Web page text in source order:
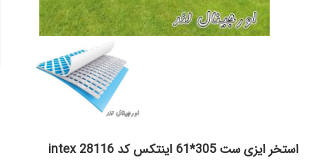
استخر ایزی ست 305*61 اینتکس کد 28116 intex